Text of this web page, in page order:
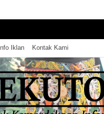
Info Iklan Kontak Kami